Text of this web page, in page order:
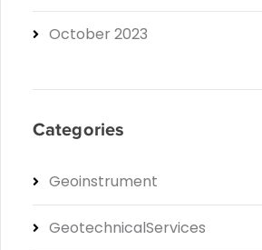
October 2023
Categories
Geoinstrument
GeotechnicalServices